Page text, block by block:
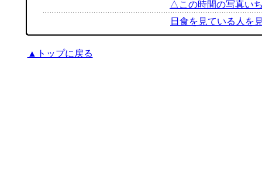
△この時間の写真い
日食を見ている人を
▲トップに戻る